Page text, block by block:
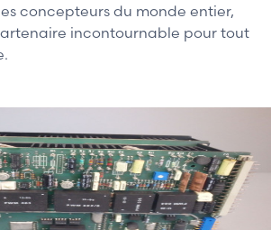
concepteurs du monde entier,
incontournable pour tout